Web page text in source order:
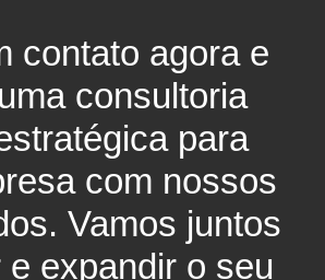
contato agora e
consultoria
para
com nossos
Vamos juntos
e expandir o seu